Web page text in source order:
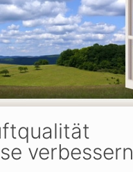
verbessern